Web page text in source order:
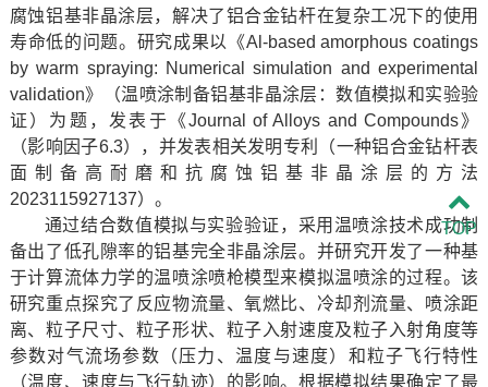
腐蚀铝基非晶涂层，解决了铝合金钻杆在复杂工况下的使用
寿命低的问题。研究成果以《Al-based amorphous coatings
by warm spraying: Numerical simulation and experimental
validation》（温喷涂制备铝基非晶涂层：数值模拟和实验验
证）为题，发表于《Journal of Alloys and Compounds》
（影响因子6.3），并发表相关发明专利（一种铝合金钻杆表
面制备高耐磨和抗腐蚀铝基非晶涂层的方法
2023115927137）。
通过结合数值模拟与实验验证，采用温喷涂技术成功制
备出了低孔隙率的铝基完全非晶涂层。并研究开发了一种基
于计算流体力学的温喷涂喷枪模型来模拟温喷涂的过程。该
研究重点探究了反应物流量、氧燃比、冷却剂流量、喷涂距
离、粒子尺寸、粒子形状、粒子入射速度及粒子入射角度等
参数对气流场参数（压力、温度与速度）和粒子飞行特性
（温度、速度与飞行轨迹）的影响。根据模拟结果确定了最
TOP